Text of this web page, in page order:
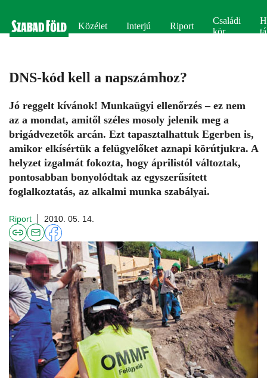
Közélet Interjú Riport
Családi
kör
DNS-kód kell a napszámhoz?
Jó reggelt kívánok! Munkaügyi ellenőrzés – ez nem
az a mondat, amitől széles mosoly jelenik meg a
brigádvezetők arcán. Ezt tapasztalhattuk Egerben is,
amikor elkísértük a felügyelőket aznapi körútjukra. A
helyzet izgalmát fokozta, hogy áprilistól változtak,
pontosabban bonyolódtak az egyszerűsített
foglalkoztatás, az alkalmi munka szabályai.
Riport 2010. 05. 14.